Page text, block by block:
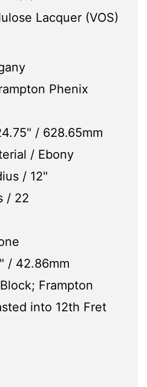
Lacquer (VOS)
Phenix
/ 628.65mm
/ Ebony
/ 12"
/ 22
/ 42.86mm
Frampton
into 12th Fret